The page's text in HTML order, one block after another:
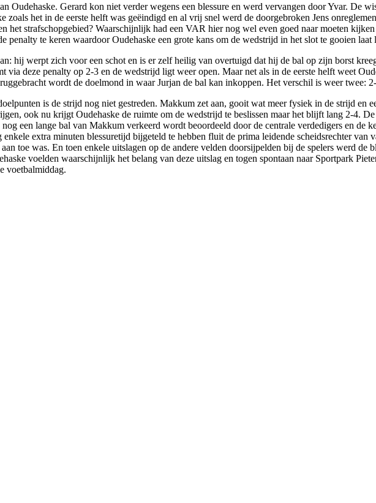
Oudehaske. Gerard kon niet verder wegens een blessure en werd vervangen door Yvar. De
het in de eerste helft was geëindigd en al vrij snel werd de doorgebroken Jens
het strafschopgebied? Waarschijnlijk had een VAR hier nog wel even goed naar moeten
penalty te keren waardoor Oudehaske een grote kans om de wedstrijd in het slot te gooien laat
hij werpt zich voor een schot en is er zelf heilig van overtuigd dat hij de bal op zijn borst
deze penalty op 2-3 en de wedstrijd ligt weer open. Maar net als in de eerste helft weet
wordt de doelmond in waar Jurjan de bal kan inkoppen. Het verschil is weer twee:
is de strijd nog niet gestreden. Makkum zet aan, gooit wat meer fysiek in de strijd en
ook nu krijgt Oudehaske de ruimte om de wedstrijd te beslissen maar het blijft lang 2-4.
een lange bal van Makkum verkeerd wordt beoordeeld door de centrale verdedigers en de
extra minuten blessuretijd bijgeteld te hebben fluit de prima leidende scheidsrechter van
toe was. En toen enkele uitslagen op de andere velden doorsijpelden bij de spelers werd de
voelden waarschijnlijk het belang van deze uitslag en togen spontaan naar Sportpark
voetbalmiddag.